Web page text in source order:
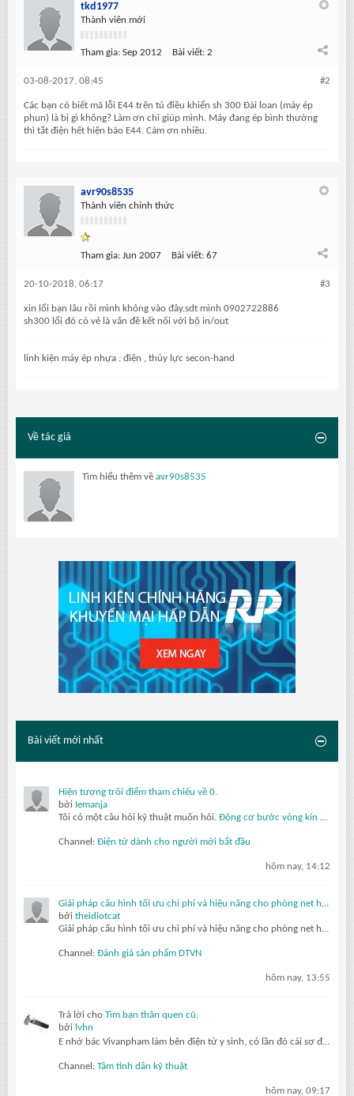
tkd1977
Thành viên mới
Tham gia: Sep 2012 Bài viết: 2
#2
03-08-2017, 08:45
Các bạn có biết mã lỗi E44 trên tủ điều khiển sh 300 Đài loan (máy ép
phun) là bị gì không? Làm ơn chỉ giúp mình. Máy đang ép bình thường
thì tắt điện hết hiện báo E44. Cảm ơn nhiều.
avr90s8535
Thành viên chính thức
Tham gia: Jun 2007 Bài viết: 67
#3
20-10-2018, 06:17
xin lổi bạn lâu rồi mình không vào đây.sdt mình 0902722886
sh300 lổi đó có vẻ là vấn đề kết nối với bộ in/out
linh kiện máy ép nhựa : điện , thủy lực secon-hand
Về tác giả
Tìm hiểu thêm về avr90s8535
Bài viết mới nhất
Hiện tượng trôi điểm tham chiếu về 0.
bởi Iemanja
Tôi có một câu hỏi kỹ thuật muốn hỏi. Động cơ bước vòng kín
Channel: Điện tử dành cho người mới bắt đầu
hôm nay, 14:12
Giải pháp cấu hình tối ưu chi phí và hiệu năng cho phòng net hiện đại với AMD Ryzen 7 5700G, 5700X và Radeon RX 6500XT, 7600 8GB
bởi theidiotcat
Giải pháp cấu hình tối ưu chi phí và hiệu năng cho phòng net hiện đại với AMD Ryzen 7 5700G, 5700X và Radeon RX 6500XT, 7600 8GB
Channel: Đánh giá sản phẩm DTVN
hôm nay, 13:55
Trả lời cho Tìm bạn thân quen cũ.
bởi lvhn
E nhớ bác Vivanpham làm bên điện tử y sinh, có lần đó cái sơ đồ máy chụp x quang sao có mấy con thryristor làm gì mà ko ai trả lới đúng cả
Channel: Tâm tình dân kỹ thuật
hôm nay, 09:17